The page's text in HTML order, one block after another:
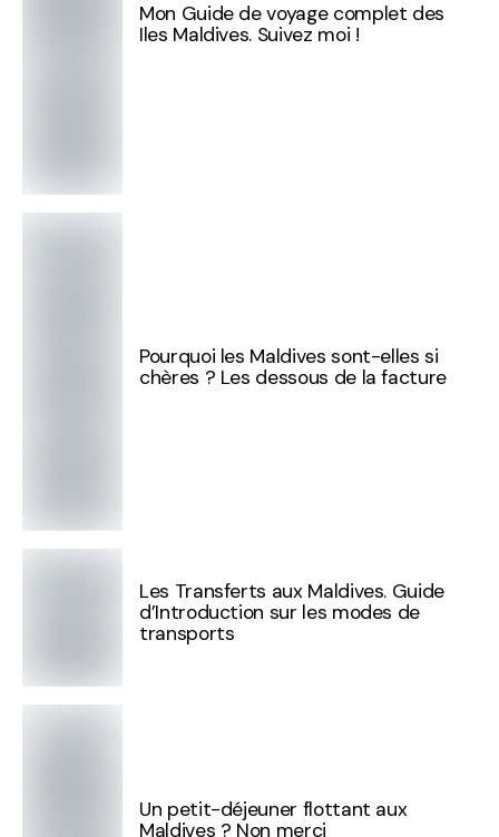
Mon Guide de voyage complet des
Iles Maldives. Suivez moi !
Pourquoi les Maldives sont-elles si
chères ? Les dessous de la facture
Les Transferts aux Maldives. Guide
d’Introduction sur les modes de
transports
Un petit-déjeuner flottant aux
Maldives ? Non merci